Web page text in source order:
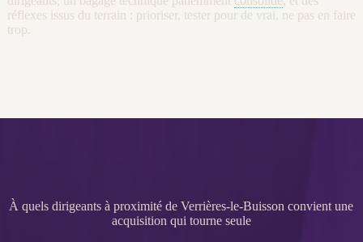
réflexes issus du terrain : prioriser, tester pour de vrai, ne pas en faire
trop.
À quels dirigeants à proximité de Verrières-le-Buisson convient une
acquisition qui tourne seule